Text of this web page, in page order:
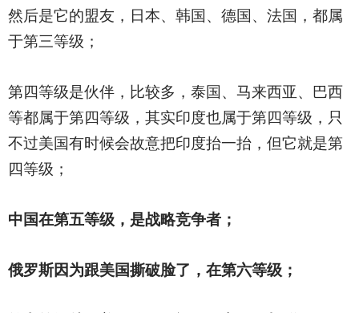
然后是它的盟友，日本、韩国、德国、法国，都属
于第三等级；
第四等级是伙伴，比较多，泰国、马来西亚、巴西
等都属于第四等级，其实印度也属于第四等级，只
不过美国有时候会故意把印度抬一抬，但它就是第
四等级；
中国在第五等级，是战略竞争者；
俄罗斯因为跟美国撕破脸了，在第六等级；